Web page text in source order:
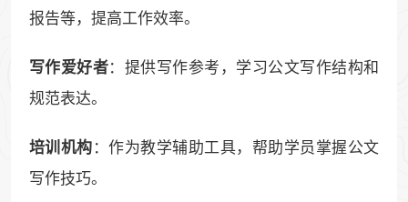
报告等，提高工作效率。
写作爱好者：提供写作参考，学习公文写作结构和
规范表达。
培训机构：作为教学辅助工具，帮助学员掌握公文
写作技巧。